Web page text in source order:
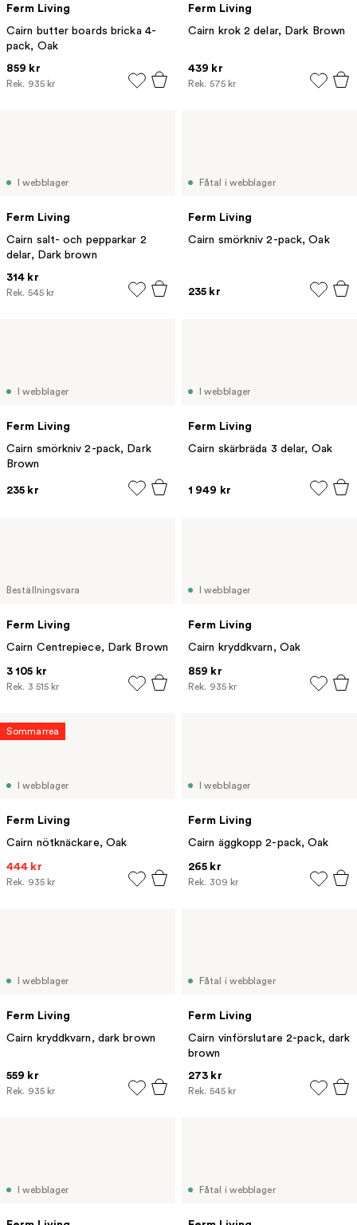
Ferm Living
Cairn butter boards bricka 4-
pack, Oak
859 kr
Rek. 935 kr
Ferm Living
Cairn krok 2 delar, Dark Brown
439 kr
Rek. 575 kr
I webblager
Ferm Living
Cairn salt- och pepparkar 2
delar, Dark brown
314 kr
Rek. 545 kr
Fåtal i webblager
Ferm Living
Cairn smörkniv 2-pack, Oak
235 kr
I webblager
Ferm Living
Cairn smörkniv 2-pack, Dark
Brown
235 kr
I webblager
Ferm Living
Cairn skärbräda 3 delar, Oak
1 949 kr
Beställningsvara
Ferm Living
Cairn Centrepiece, Dark Brown
3 105 kr
Rek. 3 515 kr
I webblager
Ferm Living
Cairn kryddkvarn, Oak
859 kr
Rek. 935 kr
I webblager
Ferm Living
Cairn nötknäckare, Oak
444 kr
Rek. 935 kr
Sommarrea
I webblager
Ferm Living
Cairn äggkopp 2-pack, Oak
265 kr
Rek. 309 kr
I webblager
Ferm Living
Cairn kryddkvarn, dark brown
559 kr
Rek. 935 kr
Fåtal i webblager
Ferm Living
Cairn vinförslutare 2-pack, dark
brown
273 kr
Rek. 545 kr
I webblager Fåtal i webblager